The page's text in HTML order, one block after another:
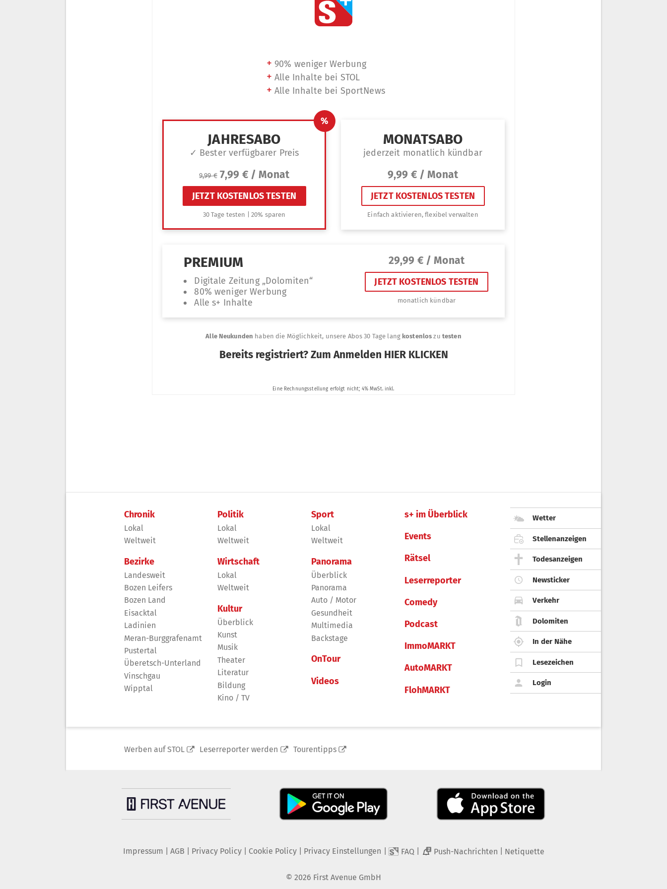
Chronik
Lokal
Weltweit
Bezirke
Landesweit
Bozen Leifers
Bozen Land
Eisacktal
Ladinien
Meran-Burggrafenamt
Pustertal
Überetsch-Unterland
Vinschgau
Wipptal
Politik
Lokal
Weltweit
Wirtschaft
Lokal
Weltweit
Kultur
Überblick
Kunst
Musik
Theater
Literatur
Bildung
Kino / TV
Sport
Lokal
Weltweit
Panorama
Überblick
Panorama
Auto / Motor
Gesundheit
Multimedia
Backstage
OnTour
Videos
s+ im Überblick
Events
Rätsel
Leserreporter
Comedy
Podcast
ImmoMARKT
AutoMARKT
FlohMARKT
Wetter
Stellenanzeigen
Todesanzeigen
Newsticker
Verkehr
Dolomiten
In der Nähe
Lesezeichen
Login
Werben auf STOL Leserreporter werden Tourentipps
Impressum AGB Privacy Policy| Cookie Policy| Privacy Einstellungen FAQ 2 Push-Nachrichten Netiquette
© 2026 First Avenue GmbH